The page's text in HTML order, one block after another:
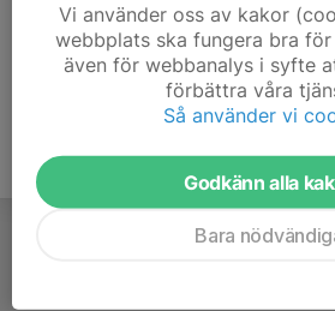
Vi använder oss av kakor
webbplats ska fungera bra
även för webbanalys i syfte
förbättra våra
Så använder vi
Godkänn alla
Bara